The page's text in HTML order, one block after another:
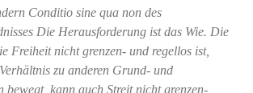
Conditio sine qua non des
Die Herausforderung ist das Wie. Die
Freiheit nicht grenzen- und regellos ist,
zu anderen Grund- und
bewegt, kann auch Streit nicht grenzen-